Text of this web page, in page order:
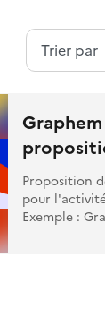
Proposition
pour
Exemple :